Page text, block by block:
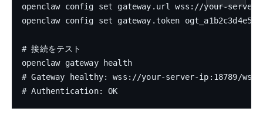
openclaw config set gateway.url wss://your-server-
openclaw config set gateway.token
# 接続をテスト
openclaw gateway health
# Gateway healthy: wss://your-server-ip:18789/ws
# Authentication: OK